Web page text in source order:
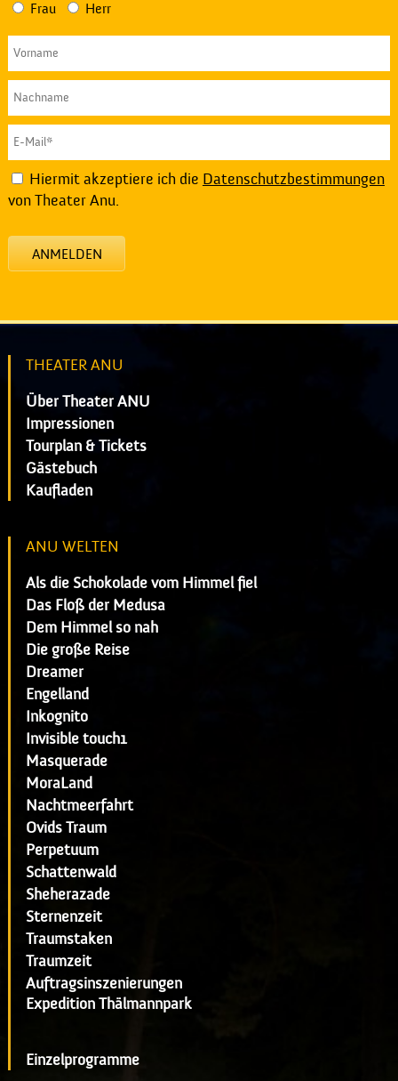
Frau Herr
Hiermit akzeptiere ich die Datenschutzbestimmungen
von Theater Anu.
ANMELDEN
THEATER ANU
Über Theater ANU
Impressionen
Tourplan & Tickets
Gästebuch
Kaufladen
ANU WELTEN
Als die Schokolade vom Himmel fiel
Das Floß der Medusa
Dem Himmel so nah
Die große Reise
Dreamer
Engelland
Inkognito
Invisible touch1
Masquerade
MoraLand
Nachtmeerfahrt
Ovids Traum
Perpetuum
Schattenwald
Sheherazade
Sternenzeit
Traumstaken
Traumzeit
Auftragsinszenierungen
Expedition Thälmannpark
Einzelprogramme